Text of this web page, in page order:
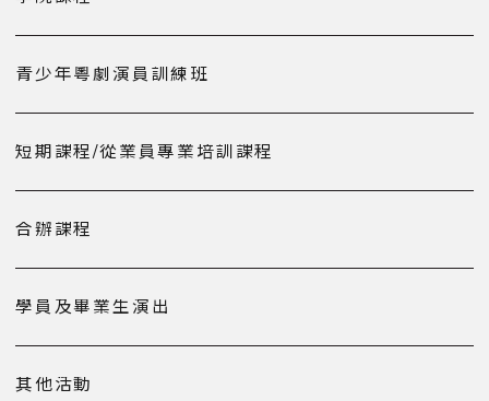
青少年粵劇演員訓練班
短期課程/從業員專業培訓課程
合辦課程
學員及畢業生演出
其他活動